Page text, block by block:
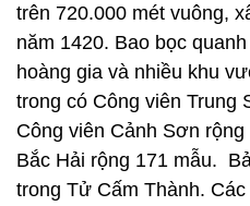
trên 720.000 mét vuông,
năm 1420. Bao bọc
hoàng gia và nhiều khu
trong có Công viên Trung
Công viên Cảnh Sơn
Bắc Hải rộng 171 mẫu.
trong Tử Cấm Thành.